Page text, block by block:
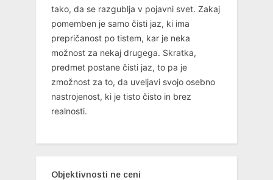
tako, da se razgublja v pojavni svet. Zakaj
pomemben je samo čisti jaz, ki ima
prepričanost po tistem, kar je neka
možnost za nekaj drugega. Skratka,
predmet postane čisti jaz, to pa je
zmožnost za to, da uveljavi svojo osebno
nastrojenost, ki je tisto čisto in brez
realnosti.
Objektivnosti ne ceni